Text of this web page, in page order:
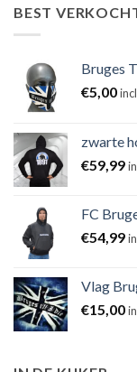
BEST
Bruges
€5,00
zwarte
€59,99
FC
€54,99
Vlag
€15,00